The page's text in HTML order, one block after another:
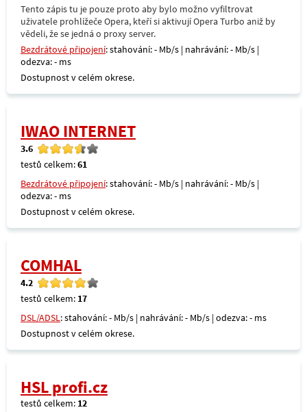
Tento zápis tu je pouze proto aby bylo možno vyfiltrovat
uživatele prohlížeče Opera, kteří si aktivují Opera Turbo aniž by
vědeli, že se jedná o proxy server.
Bezdrátové připojení: stahování: - Mb/s | nahrávání: - Mb/s |
odezva: - ms
Dostupnost v celém okrese.
IWAO INTERNET
3.6
testů celkem:61
Bezdrátové připojení: stahování: - Mb/s | nahrávání: - Mb/s |
odezva: - ms
Dostupnost v celém okrese.
COMHAL
4.2
testů celkem: 17
DSL/ADSL: stahování: - Mb/s | nahrávání: - Mb/s | odezva: - ms
Dostupnost v celém okrese.
HSL profi.cz
testů celkem: 12